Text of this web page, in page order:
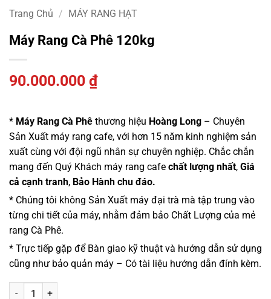
Trang Chủ / MÁY RANG HẠT
Máy Rang Cà Phê 120kg
90.000.000 ₫
* Máy Rang Cà Phê thương hiệu Hoàng Long – Chuyên
Sản Xuất máy rang cafe, với hơn 15 năm kinh nghiệm sản
xuất cùng với đội ngũ nhân sự chuyên nghiệp. Chắc chắn
mang đến Quý Khách máy rang cafe chất lượng nhất, Giá
cả cạnh tranh, Bảo Hành chu đáo.
* Chúng tôi không Sản Xuất máy đại trà mà tập trung vào
từng chi tiết của máy, nhằm đảm bảo Chất Lượng của mẻ
rang Cà Phê.
* Trực tiếp gặp để Bàn giao kỹ thuật và hướng dẫn sử dụng
cũng như bảo quản máy – Có tài liệu hướng dẫn đính kèm.
Máy rang cà phê 120kg số lượng